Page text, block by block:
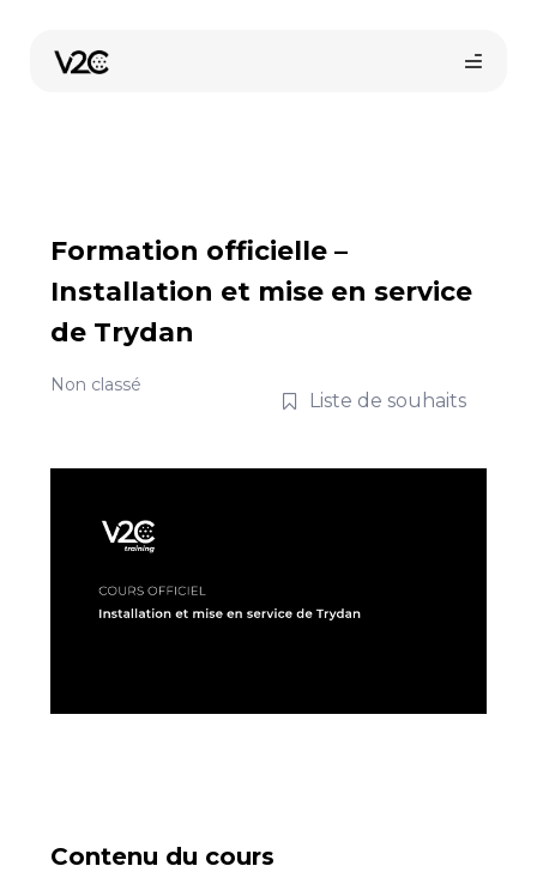
contenu
Boutique en ligne
Formation officielle –
Installation et mise en service
de Trydan
Non classé
Liste de souhaits
Contenu du cours